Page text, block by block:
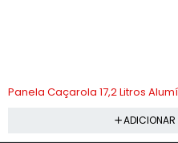
Panela Caçarola 17,2 Litros